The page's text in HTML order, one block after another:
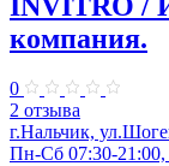
компания.
0
2 отзыва
г.Нальчик,
Пн-Сб 07:30-21:00,